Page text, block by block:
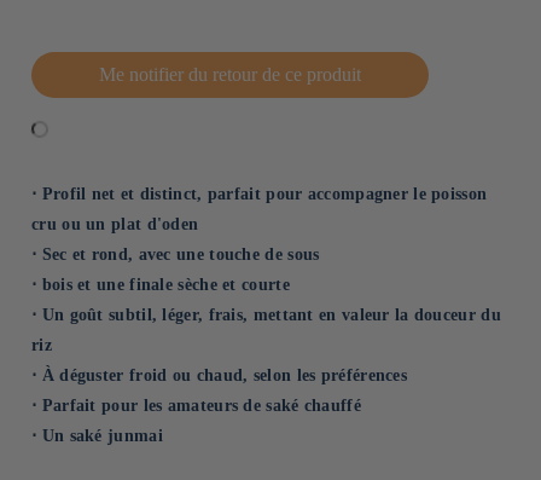
Me notifier du retour de ce produit
⋅ Profil net et distinct, parfait pour accompagner le poisson
cru ou un plat d'oden
⋅ Sec et rond, avec une touche de sous
⋅ bois et une finale sèche et courte
⋅ Un goût subtil, léger, frais, mettant en valeur la douceur du
riz
⋅ À déguster froid ou chaud, selon les préférences
⋅ Parfait pour les amateurs de saké chauffé
⋅ Un saké junmai